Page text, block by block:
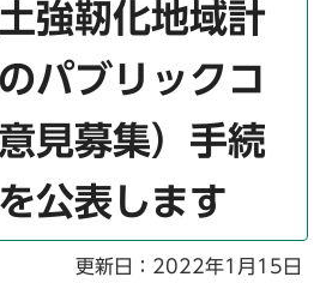
強靭化地域計
パブリックコ
見募集）手続
公表します
更新日：2022年1月15日